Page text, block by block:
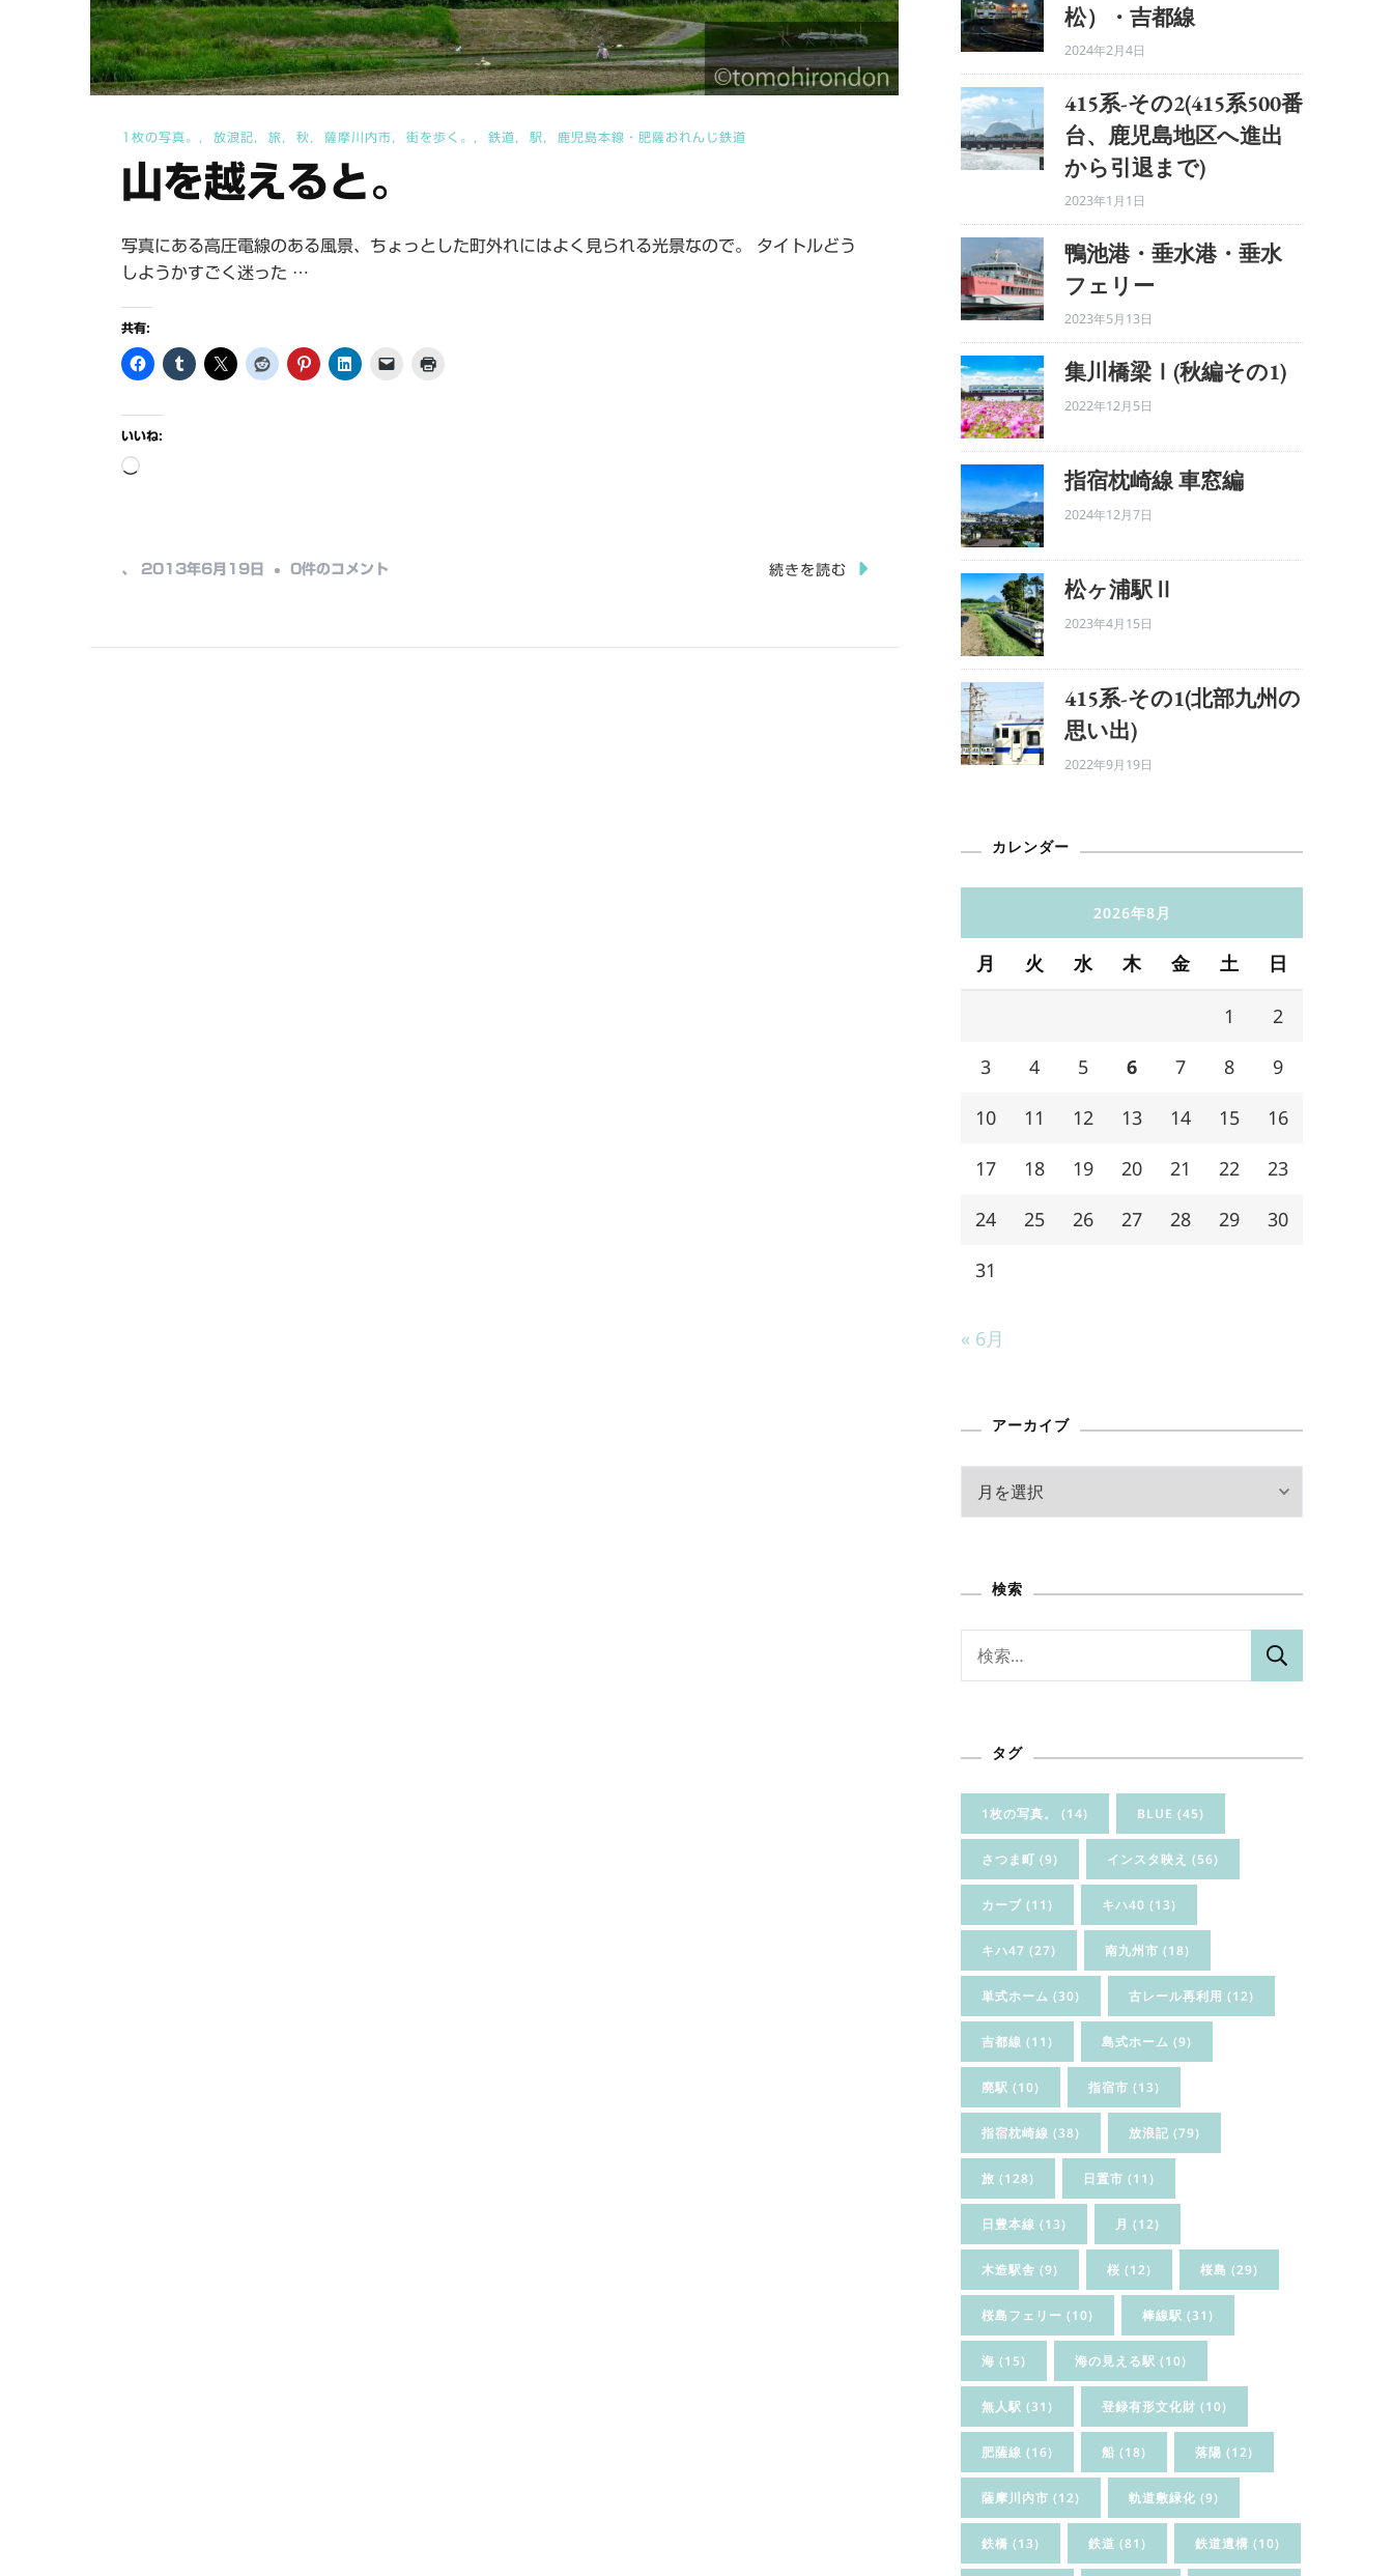
1枚の写真。 放浪記 旅 秋 薩摩川内市 街を歩く。 鉄道 駅 鹿児島本線・肥薩おれんじ鉄道
山を越えると。
写真にある高圧電線のある風景、ちょっとした町外れにはよく見られる光景なので。 タイトルどう
しようかすごく迷った …
共有:
いいね:
読
中…
、 2013年6月19日 山
0件のコメント 続きを読む
松）・吉都線
2024年2月4日
415系-その2(415系500番
台、鹿児島地区へ進出
から引退まで)
2023年1月1日
鴨池港・垂水港・垂水
フェリー
2023年5月13日
集川橋梁Ⅰ(秋編その1)
2022年12月5日
指宿枕崎線 車窓編
2024年12月7日
松ヶ浦駅Ⅱ
2023年4月15日
415系-その1(北部九州の
思い出)
2022年9月19日
カレンダー
2026年8月
月 火 水 木 金 土 日
1 2
3 4 5 6 7 8 9
10 11 12 13 14 15 16
17 18 19 20 21 22 23
24 25 26 27 28 29 30
31
« 6月
アーカイブ
ブ
検索
タグ
1枚の写真。 (14) BLUE (45)
さつま町 (9) インスタ映え (56)
カーブ (11) キハ40 (13)
キハ47 (27) 南九州市 (18)
単式ホーム (30) 古レール再利用 (12)
吉都線 (11) 島式ホーム (9)
廃駅 (10) 指宿市 (13)
指宿枕崎線 (38) 放浪記 (79)
旅 (128) 日置市 (11)
日豊本線 (13) 月 (12)
木造駅舎 (9) 桜 (12) 桜島 (29)
桜島フェリー (10) 棒線駅 (31)
海 (15) 海の見える駅 (10)
無人駅 (31) 登録有形文化財 (10)
肥薩線 (16) 船 (18) 落陽 (12)
薩摩川内市 (12) 軌道敷緑化 (9)
鉄橋 (13) 鉄道 (81) 鉄道遺構 (10)